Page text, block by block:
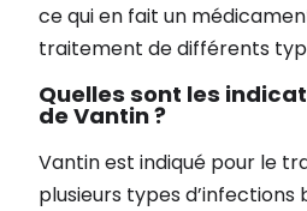
ce qui en fait un
traitement de différents
Quelles sont les
de Vantin ?
Vantin est indiqué pour le
plusieurs types d’infections